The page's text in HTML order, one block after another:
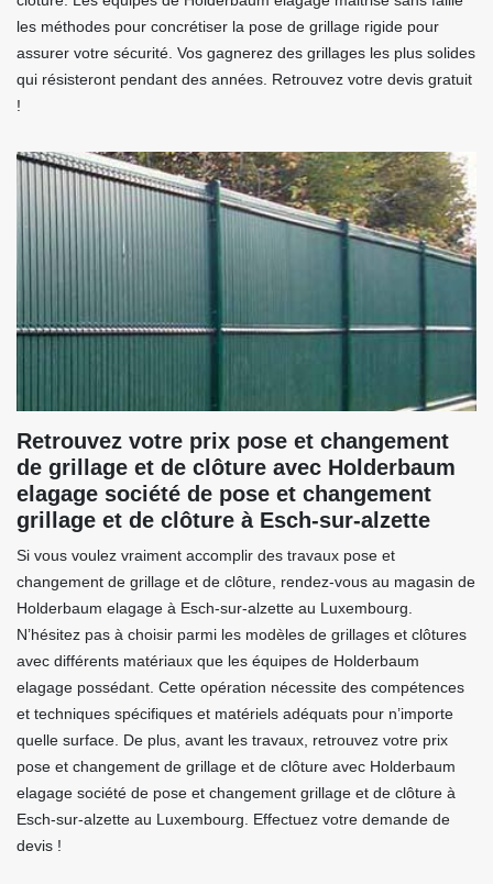
les méthodes pour concrétiser la pose de grillage rigide pour
assurer votre sécurité. Vos gagnerez des grillages les plus solides
qui résisteront pendant des années. Retrouvez votre devis gratuit
!
Retrouvez votre prix pose et changement
de grillage et de clôture avec Holderbaum
elagage société de pose et changement
grillage et de clôture à Esch-sur-alzette
Si vous voulez vraiment accomplir des travaux pose et
changement de grillage et de clôture, rendez-vous au magasin de
Holderbaum elagage à Esch-sur-alzette au Luxembourg.
N’hésitez pas à choisir parmi les modèles de grillages et clôtures
avec différents matériaux que les équipes de Holderbaum
elagage possédant. Cette opération nécessite des compétences
et techniques spécifiques et matériels adéquats pour n’importe
quelle surface. De plus, avant les travaux, retrouvez votre prix
pose et changement de grillage et de clôture avec Holderbaum
elagage société de pose et changement grillage et de clôture à
Esch-sur-alzette au Luxembourg. Effectuez votre demande de
devis !